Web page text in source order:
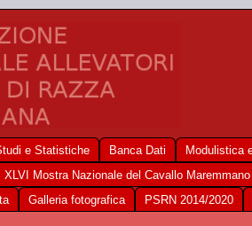
e Statistiche Banca Dati Modulistica
XLVI Mostra Nazionale del Cavallo Maremmano
Galleria fotografica PSRN 2014/2020